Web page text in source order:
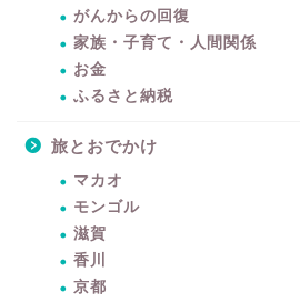
がんからの回復
家族・子育て・人間関係
お金
ふるさと納税
旅とおでかけ
マカオ
モンゴル
滋賀
香川
京都